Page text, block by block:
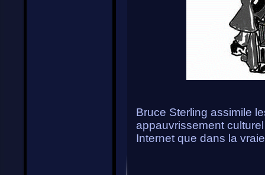
Bruce Sterling assimile
appauvrissement
Internet que dans la